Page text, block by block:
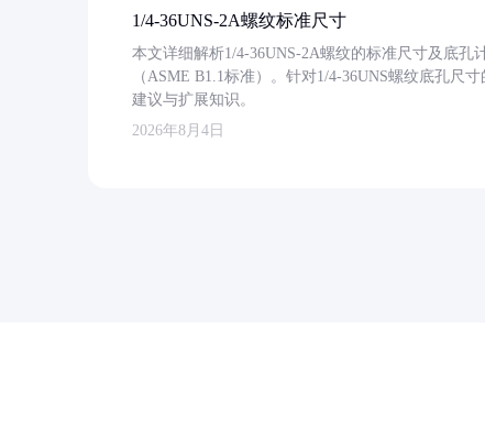
1/4-36UNS-2A螺纹标准尺寸
本文详细解析1/4-36UNS-2A螺纹的标准尺寸及底
（ASME B1.1标准）。针对1/4-36UNS螺纹底孔尺
建议与扩展知识。
2026年8月4日